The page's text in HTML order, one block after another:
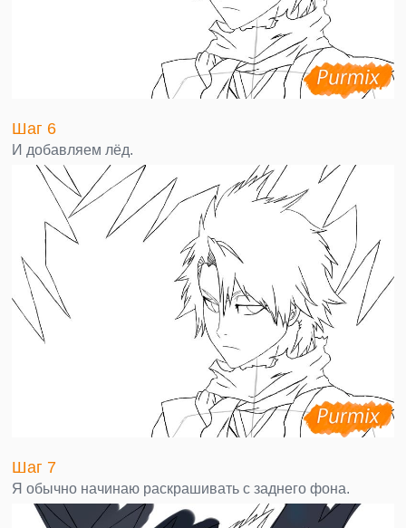
Шаг 6
И добавляем лёд.
Шаг 7
Я обычно начинаю раскрашивать с заднего фона.